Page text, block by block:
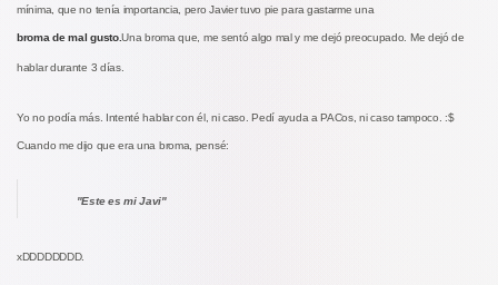
mínima, que no tenía importancia, pero Javier tuvo pie para gastarme una
broma de mal gusto.Una broma que, me sentó algo mal y me dejó preocupado. Me dejó de
hablar durante 3 días.
Yo no podía más. Intenté hablar con él, ni caso. Pedí ayuda a PACos, ni caso tampoco. :$
Cuando me dijo que era una broma, pensé:
"Este es mi Javi"
xDDDDDDDD.